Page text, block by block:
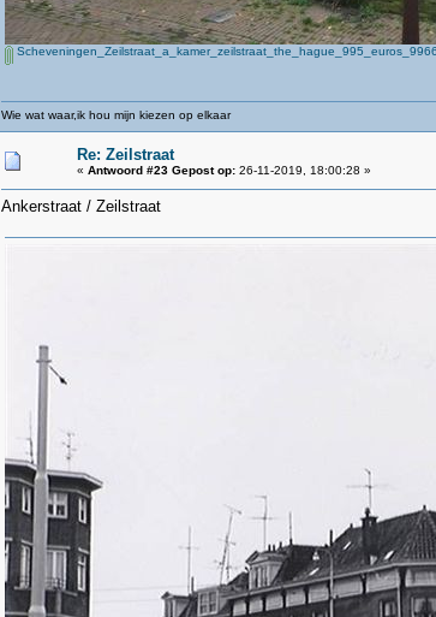
Wie wat waar,ik hou mijn kiezen op elkaar
Re: Zeilstraat
« Antwoord #23 Gepost op:26-11-2019, 18:00:28 »
Ankerstraat / Zeilstraat